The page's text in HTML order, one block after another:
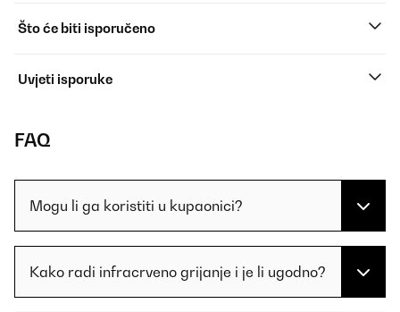
Što će biti isporučeno
Uvjeti isporuke
FAQ
Mogu li ga koristiti u kupaonici?
Kako radi infracrveno grijanje i je li ugodno?